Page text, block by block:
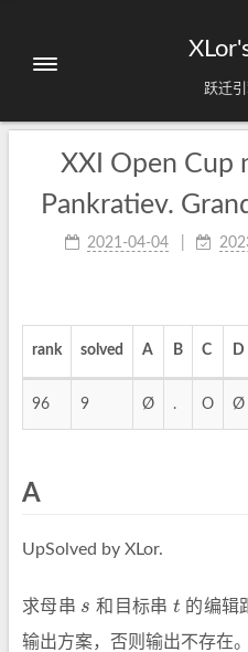
跃迁
XXI Open Cup
Pankratiev.
2021-04-04
rank solved A B C D
96 9 Ø . O Ø
A
UpSolved by XLor.
求母串 s
s 和目标串 t
t 的编辑
输出方案，否则输出不存在。